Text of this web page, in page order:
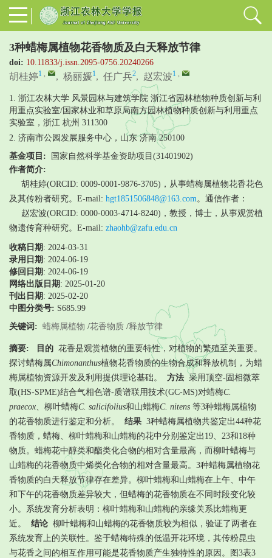
3种蜡梅属植物花香物质及白天释放节律
doi: 10.11833/j.issn.2095-0756.20240266
胡桂婷1 , , 杨丽媛1, 任广兵2, 赵宏波1 ,
1. 浙江农林大学 风景园林与建筑学院 浙江省园林植物种质创新与利
用重点实验室/国家林业和草原局南方园林植物种质创新与利用重点
实验室，浙江 杭州 311300
2. 济南市公园发展服务中心，山东 济南 250100
基金项目: 国家自然科学基金资助项目(31401902)
作者简介:
胡桂婷(ORCID: 0009-0001-9876-3705)，从事蜡梅属植物花香花色
及其传粉者研究。E-mail: hgt1851506848@163.com 。通信作者：
赵宏波(ORCID: 0000-0003-4714-8240)，教授，博士，从事观赏植
物遗传育种研究。E-mail: zhaohb@zafu.edu.cn
收稿日期 : 2024-03-31
录用日期 : 2024-06-19
修回日期 : 2024-06-19
网络出版日期 : 2025-01-20
刊出日期 : 2025-02-20
中图分类号: S685.99
关键词: 蜡梅属植物 /花香物质 /释放节律
摘要: 目的 花香是观赏植物的重要特性，对植物的繁殖至关重要。
探讨蜡梅属Chimonanthus植物花香物质的生物合成和释放机制，为蜡
梅属植物资源开发及利用提供理论基础。
方法 采用顶空-固相微萃
取(HS-SPME)结合气相色谱-质谱联用技术(GC-MS)对蜡梅C.
praecox 、柳叶蜡梅C. salicifolius和山蜡梅C. nitens 等3种蜡梅属植物
的花香物质进行鉴定和分析。
结果 3种蜡梅属植物共鉴定出44种花
香物质，蜡梅、柳叶蜡梅和山蜡梅的花中分别鉴定出19、23和18种
物质。蜡梅花中醇类和酯类化合物的相对含量最高，而柳叶蜡梅与
山蜡梅的花香物质中烯类化合物的相对含量最高。3种蜡梅属植物花
香物质的白天释放节律存在差异。柳叶蜡梅和山蜡梅在上午、中午
和下午的花香物质差异较大，但蜡梅的花香物质在不同时段变化较
小。系统发育分析表明：柳叶蜡梅和山蜡梅的亲缘关系比蜡梅更
近。
结论 柳叶蜡梅和山蜡梅的花香物质较为相似，验证了两者在
系统发育上的关联性。鉴于蜡梅特殊的低温开花环境，其传粉昆虫
与花香之间的相互作用可能是花香物质产生独特性的原因。图3表3